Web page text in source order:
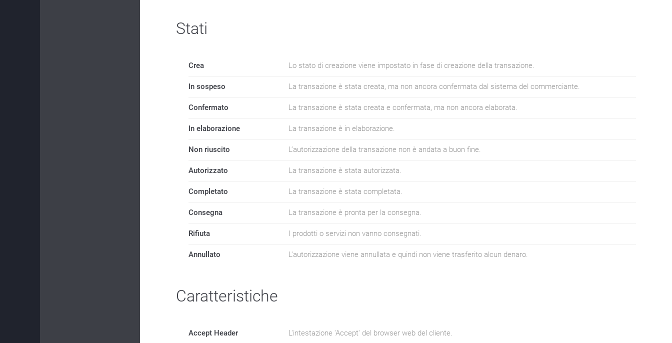
Stati
Crea Lo stato di creazione viene impostato in fase di creazione della transazione.
In sospeso La transazione è stata creata, ma non ancora confermata dal sistema del commerciante.
Confermato La transazione è stata creata e confermata, ma non ancora elaborata.
In elaborazione La transazione è in elaborazione.
Non riuscito L’autorizzazione della transazione non è andata a buon fine.
Autorizzato La transazione è stata autorizzata.
Completato La transazione è stata completata.
Consegna La transazione è pronta per la consegna.
Rifiuta I prodotti o servizi non vanno consegnati.
Annullato L'autorizzazione viene annullata e quindi non viene trasferito alcun denaro.
Caratteristiche
Accept Header L'intestazione 'Accept' del browser web del cliente.